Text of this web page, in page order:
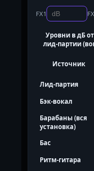
FX1
Уровни в дБ
лид-партии
Источник
Лид-партия
Бэк-вокал
Барабаны (вся
установка)
Бас
Ритм-гитара